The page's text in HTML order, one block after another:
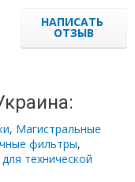
НАПИСАТЬ
ОТЗЫВ
, Магистральные
фильтры,
технической